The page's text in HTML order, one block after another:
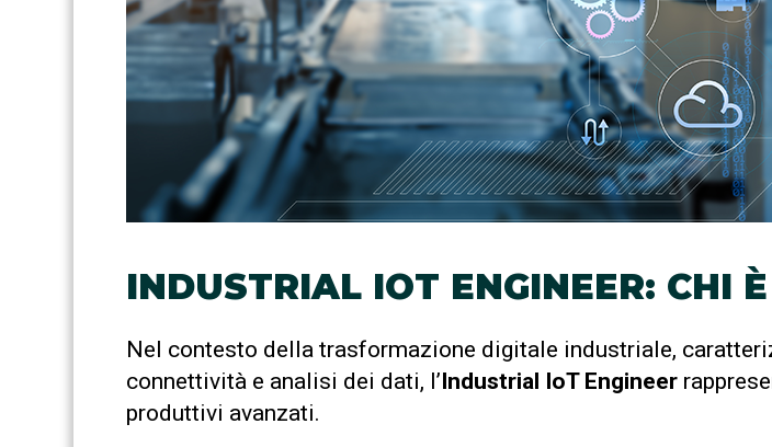
INDUSTRIAL IOT ENGINEER: CHI
Nel contesto della trasformazione digitale industriale,
connettività e analisi dei dati, l’Industrial IoT Engineer
produttivi avanzati.